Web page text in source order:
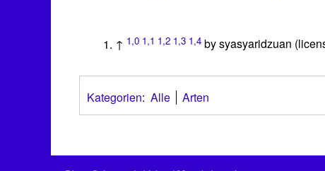
↑ 1,0 1,1 1,2 1,3 1,4 by syasyaridzuan
Kategorien: Alle Arten